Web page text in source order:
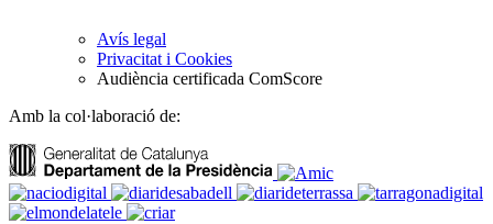
Avís legal
Privacitat i Cookies
Audiència certificada ComScore
Amb la col·laboració de: